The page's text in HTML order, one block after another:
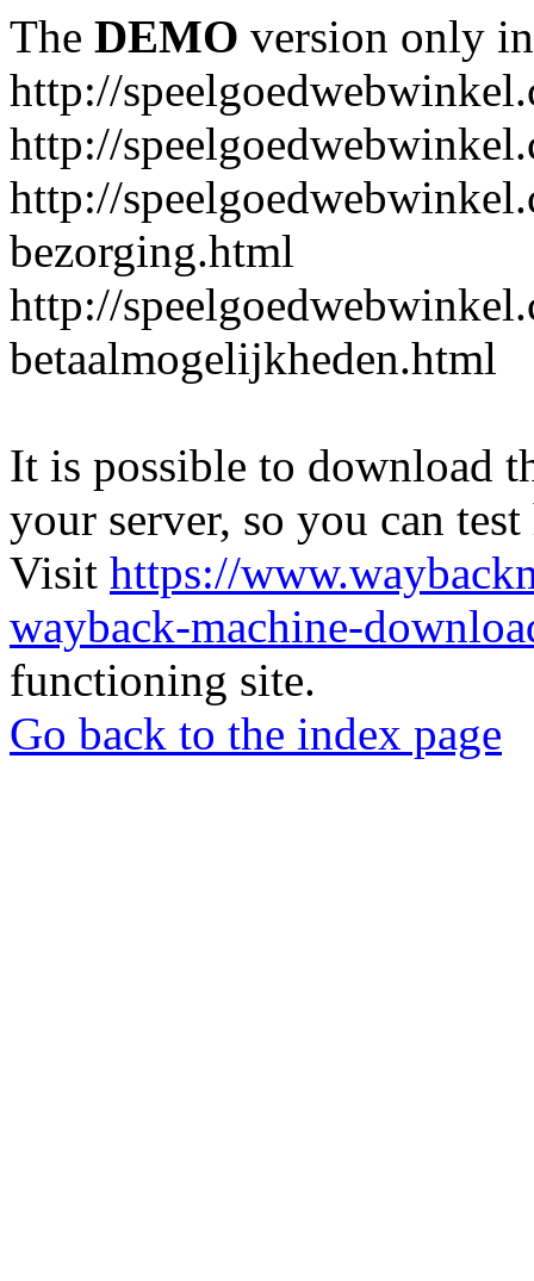
The DEMO version only
http://
http://
http://
bezorging.html
http://
betaalmogelijkheden.html
It is possible to download
your server, so you can
Visit https://
wayback-machine-
functioning site.
Go back to the index page